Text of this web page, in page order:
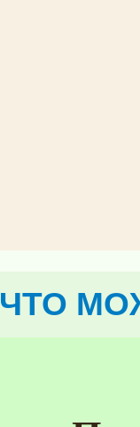
ЧТО